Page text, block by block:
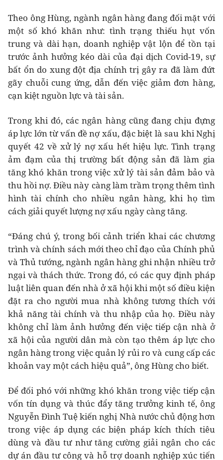
Theo ông Hùng, ngành ngân hàng đang đối mặt với
một số khó khăn như: tình trạng thiếu hụt vốn
trung và dài hạn, doanh nghiệp vật lộn để tồn tại
trước ảnh hưởng kéo dài của đại dịch Covid-19, sự
bất ổn do xung đột địa chính trị gây ra đã làm đứt
gãy chuỗi cung ứng, dẫn đến việc giảm đơn hàng,
cạn kiệt nguồn lực và tài sản.
Trong khi đó, các ngân hàng cũng đang chịu đựng
áp lực lớn từ vấn đề nợ xấu, đặc biệt là sau khi Nghị
quyết 42 về xử lý nợ xấu hết hiệu lực. Tình trạng
ảm đạm của thị trường bất động sản đã làm gia
tăng khó khăn trong việc xử lý tài sản đảm bảo và
thu hồi nợ. Điều này càng làm trầm trọng thêm tình
hình tài chính cho nhiều ngân hàng, khi họ tìm
cách giải quyết lượng nợ xấu ngày càng tăng.
“Đáng chú ý, trong bối cảnh triển khai các chương
trình và chính sách mới theo chỉ đạo của Chính phủ
và Thủ tướng, ngành ngân hàng ghi nhận nhiều trở
ngại và thách thức. Trong đó, có các quy định pháp
luật liên quan đến nhà ở xã hội khi một số điều kiện
đặt ra cho người mua nhà không tương thích với
khả năng tài chính và thu nhập của họ. Điều này
không chỉ làm ảnh hưởng đến việc tiếp cận nhà ở
xã hội của người dân mà còn tạo thêm áp lực cho
ngân hàng trong việc quản lý rủi ro và cung cấp các
khoản vay một cách hiệu quả”, ông Hùng cho biết.
Để đối phó với những khó khăn trong việc tiếp cận
vốn tín dụng và thúc đẩy tăng trưởng kinh tế, ông
Nguyễn Đình Tuệ kiến nghị Nhà nước chủ động hơn
trong việc áp dụng các biện pháp kích thích tiêu
dùng và đầu tư như tăng cường giải ngân cho các
dự án đầu tư công và hỗ trợ doanh nghiệp xúc tiến